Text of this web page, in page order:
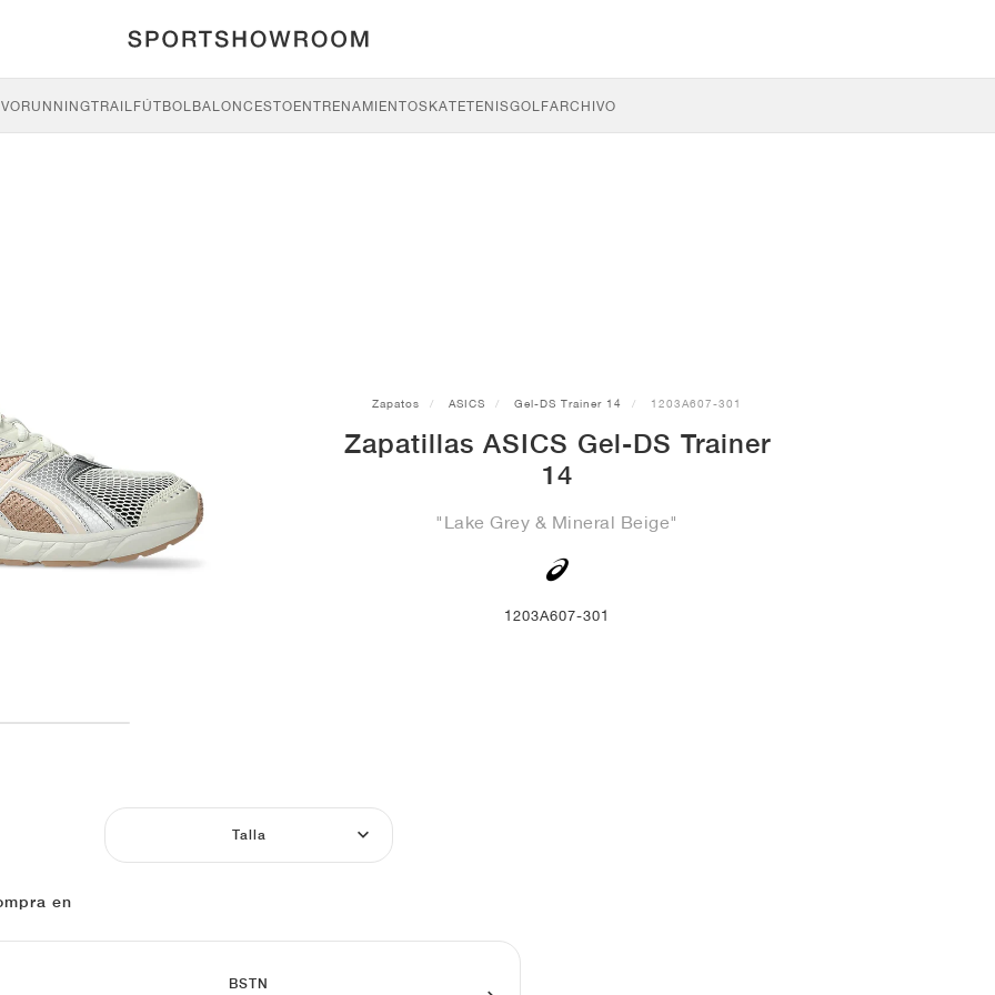
RUNNINGTRAILFÚTBOLBALONCESTOENTRENAMIENTOSKATETENISGOLFARCHIVO
Zapatos ASICS Gel-DS Trainer 14 1203A607-301
Zapatillas ASICS Gel-DS Trainer
14
"Lake Grey & Mineral Beige"
1203A607-301
Talla
en
BSTN